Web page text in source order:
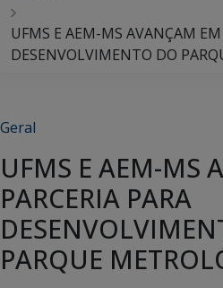
UFMS E AEM-MS AVANÇAM EM
DESENVOLVIMENTO DO
Geral
UFMS E AEM-MS
PARCERIA PARA
PARQUE